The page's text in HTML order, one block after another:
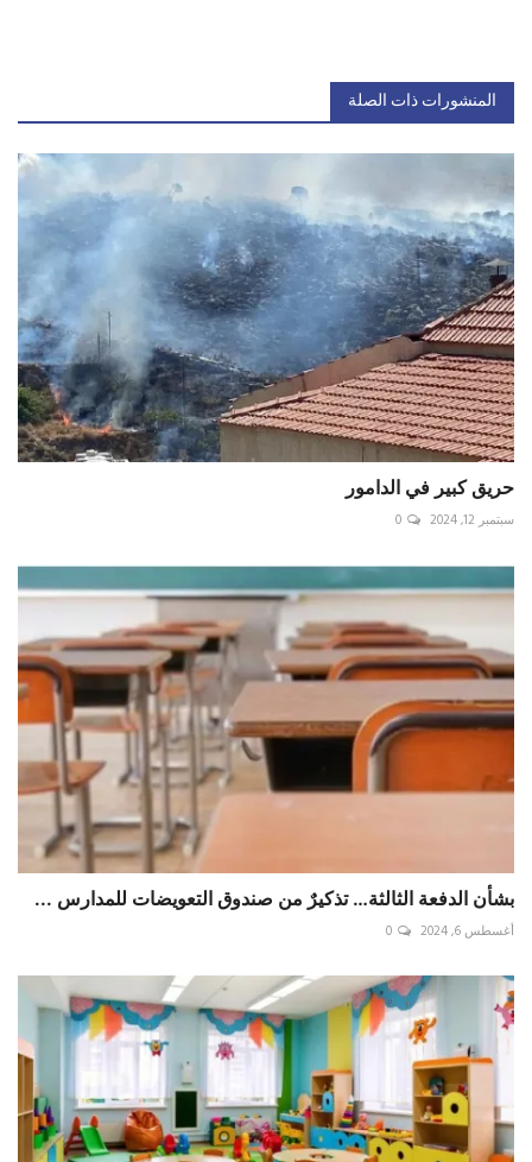
المنشورات ذات الصلة
حريق كبير في الدامور
سبتمبر 12, 2024 0
بشأن الدفعة الثالثة… تذكيرٌ من صندوق التعويضات للمدارس ...
أغسطس 6, 2024 0